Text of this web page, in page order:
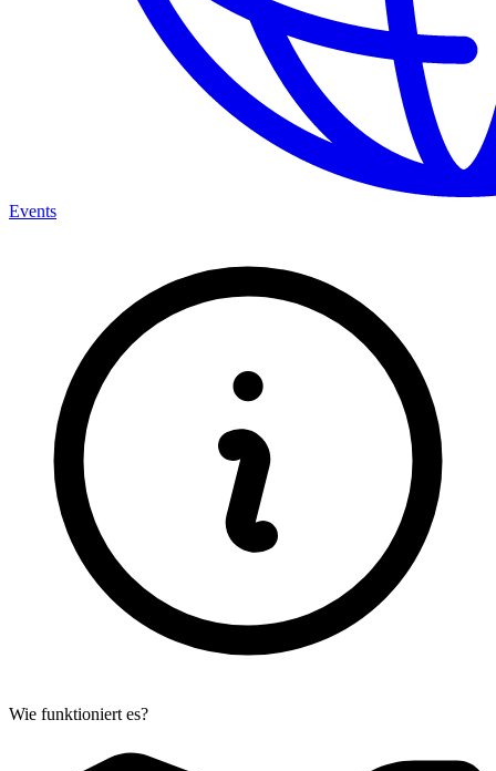
Events
Wie funktioniert es?